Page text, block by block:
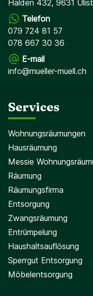
Halden 432, 9631
Telefon
079 724 81 57
078 667 30 36
E-mail
info@mueller-muell.ch
Services
Wohnungsräumungen
Hausräumung
Messie
Räumung
Räumungsfirma
Entsorgung
Zwangsräumung
Entrümpelung
Haushaltsauflösung
Sperrgut Entsorgung
Möbelentsorgung